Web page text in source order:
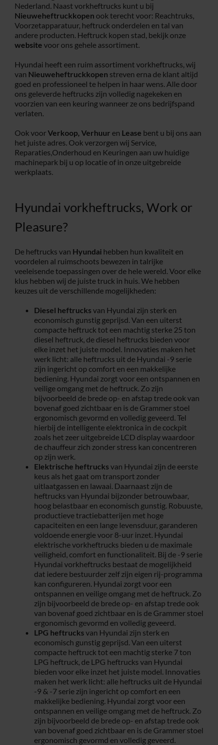
Services
Nederland. Naast vorkheftrucks kunt u bij
Nieuweheftruckkopen ook terecht voor: Reachtruks,
Voorzetapparatuur, heftruck onderdelen en tal van
andere producten. Heftruck kopen stad, bekijk onze
website voor ons gehele assortiment.
Hyundai heeft een ruim assortiment vorkheftrucks, wij
van Nieuweheftruckkopen streven erna de klant altijd
goed en professioneel te helpen in haar wens. Alle door
ons geleverde heftrucks zijn volledig nagekeken en
voorzien van een keuring wanneer ze ons bedrijfspand
verlaten.
Ook voorVerkoop, Verhuur en Lease bent u bij ons aan
het juiste adres. Ook verzorgen wij Service,
Reparaties,Onderhoud en Keuringen aan uw huidige
machinepark bij u op locatie of in onze uitgebreide
werkplaats.
Hyundai vorkheftrucks, Work or
Pleasure?
De heftrucks van Hyundai hebben hun kwaliteit en
voordelen al ruimschoots bewezen in talrijke
veeleisende toepassingen over de hele wereld. Voor elke
klus hebben wij de juiste truck in huis. We hebben
keuzes uit de verschillende mogelijkheden:
Diesel heftrucks van Hyundai zijn sterk en
economisch gunstig geprijsd. Van een uiterst
compacte heftruck tot een machtig sterke 25 ton
diesel heftruck, de diesel heftrucks bieden voor
elke inzet het juiste model. Innovaties maken het
werk licht: alle heftrucks uit de Hyundai -9 serie
zijn ingericht op comfort en een makkelijke
bediening. Hyundai zorgt voor een ontspannen en
veilige omgang met de heftruck. Zo zijn
bijvoorbeeld de brede op- en afstap trede ook van
bovenaf goed zichtbaar en is de Grammer stoel
ergonomisch gevormd en volledig geveerd. Tel
hierbij de intelligente elektronica in de cockpit
zoals het zeer uitgebreide LCD display waardoor
de chauffeur zich zonder stress kan concentreren
op zijn werk.
Elektrische heftrucks van Hyundai zijn de eerste
keus als het gaat om transport zonder
uitlaatgassen en lawaai. Daarnaast zijn de
heftrucks van Hyundai bijzonder betrouwbaar,
hoog belastbaar en economisch gunstig. Robuuste,
productieve tractiebatterijen met hoge
capaciteiten en een lange levensduur, garanderen
voldoende energie voor 8-uur inzet. Hyundai
elektrische vorkheftrucks bieden u de maximale
veiligheid, comfort en functionaliteit. Bij de -9 serie
Hyundai vorkheftrucks bestaat de mogelijkheid
dat iedere bestuurder zelf zijn eigen rij-programma
kan configureren. Hyundai zorgt voor een
ontspannen en veilige omgang met de heftruck. Zo
zijn bijvoorbeeld de brede op- en afstap trede ook
van bovenaf goed zichtbaar en is de Grammer stoel
ergonomisch gevormd en volledig geveerd.
LPG heftrucks van Hyundai zijn sterk en
economisch gunstig geprijsd. Van een uiterst
compacte heftruck tot een machtig sterke 7 ton
LPG heftruck, de LPG heftrucks van Hyundai
bieden voor elke inzet het juiste model. Innovaties
maken het werk licht: alle heftrucks uit de Hyundai
-9 & -7 serie zijn ingericht op comfort en een
makkelijke bediening. Hyundai zorgt voor een
ontspannen en veilige omgang met de heftruck. Zo
zijn bijvoorbeeld de brede op- en afstap trede ook
van bovenaf goed zichtbaar en is de Grammer stoel
ergonomisch gevormd en volledig geveerd.